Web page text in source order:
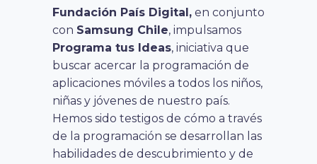
Fundación País Digital, en conjunto
con Samsung Chile, impulsamos
Programa tus Ideas, iniciativa que
buscar acercar la programación de
aplicaciones móviles a todos los niños,
niñas y jóvenes de nuestro país.
Hemos sido testigos de cómo a través
de la programación se desarrollan las
habilidades de descubrimiento y de